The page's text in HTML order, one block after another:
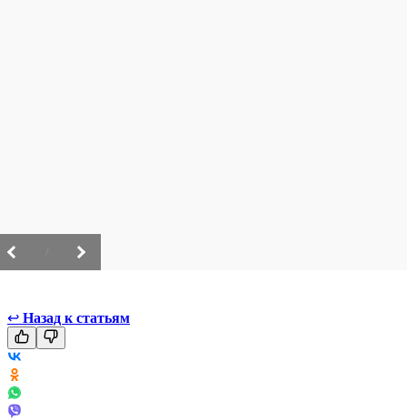
↩ Назад к статьям